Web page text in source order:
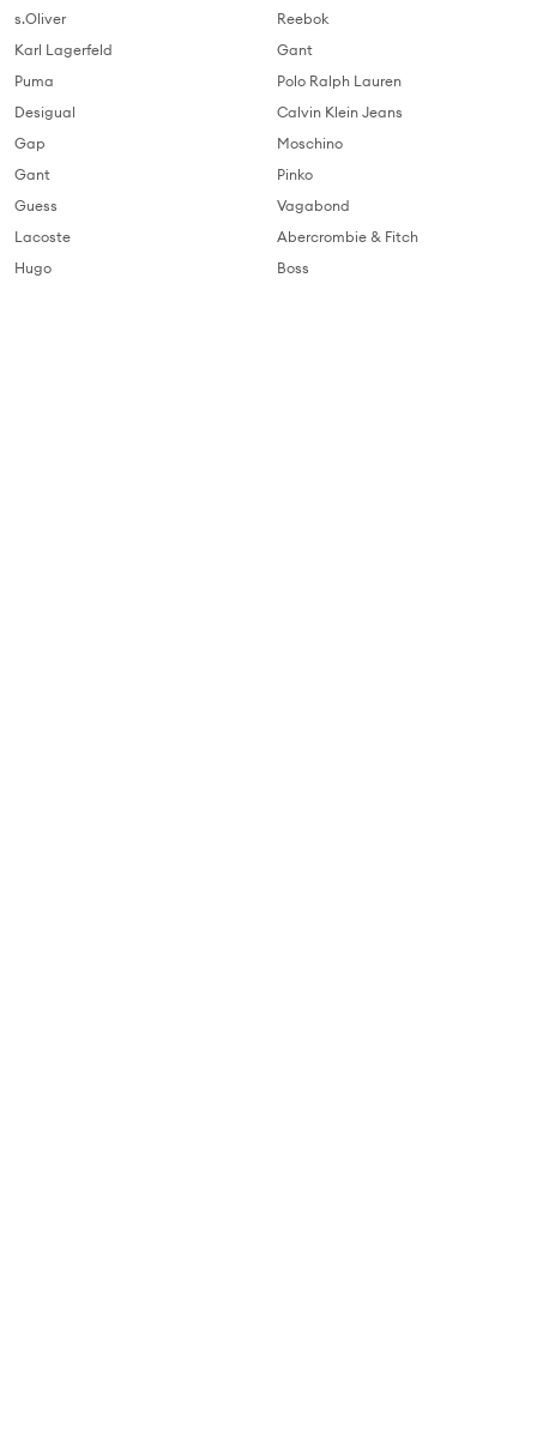
s.Oliver
Karl Lagerfeld
Puma
Desigual
Gap
Gant
Guess
Lacoste
Hugo
Reebok
Gant
Polo Ralph Lauren
Calvin Klein Jeans
Moschino
Pinko
Vagabond
Abercrombie & Fitch
Boss